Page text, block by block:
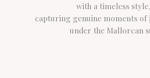
with a timeless style,
capturing genuine moments of
under the Mallorcan